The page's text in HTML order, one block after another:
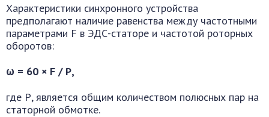
Характеристики синхронного устройства
предполагают наличие равенства между частотными
параметрами F в ЭДС-статоре и частотой роторных
оборотов:
ω = 60 × F / Р,
где Р, является общим количеством полюсных пар на
статорной обмотке.